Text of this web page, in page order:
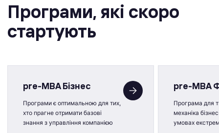
Програми, якi скоро
стартують
pre-MBA Бізнес
Програми є оптимальною для тих,
хто прагне отримати базові
знання з управління компанією
pre-MBA
Програма для
механіка
умовах